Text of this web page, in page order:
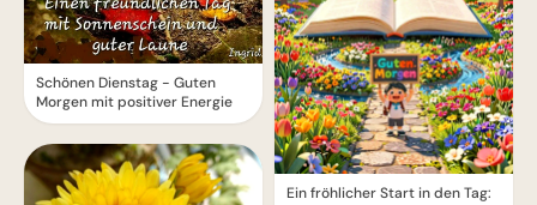
Schönen Dienstag - Guten
Morgen mit positiver Energie
Ein fröhlicher Start in den Tag: